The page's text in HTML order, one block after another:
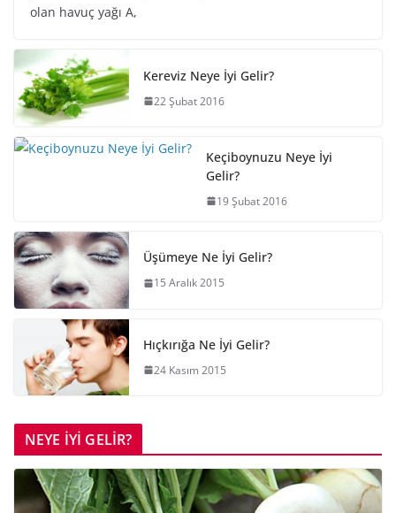
olan havuç yağı A,
Kereviz Neye İyi Gelir?
22 Şubat 2016
Keçiboynuzu Neye İyi
Gelir?
19 Şubat 2016
Üşümeye Ne İyi Gelir?
15 Aralık 2015
Hıçkırığa Ne İyi Gelir?
24 Kasım 2015
NEYE İYİ GELİR?